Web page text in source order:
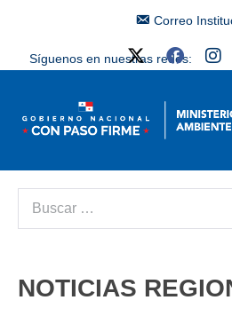
Correo
Síguenos en nuestras redes:
NOTICIAS